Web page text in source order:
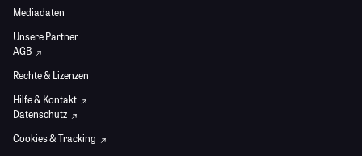
Mediadaten
Unsere Partner
AGB
Rechte & Lizenzen
Hilfe & Kontakt
Datenschutz
Cookies & Tracking